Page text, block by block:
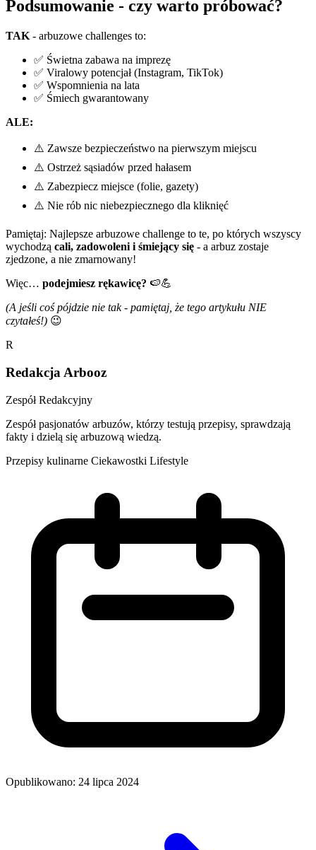
Podsumowanie - czy warto próbować?
TAK - arbuzowe challenges to:
✅ Świetna zabawa na imprezę
✅ Viralowy potencjał (Instagram, TikTok)
✅ Wspomnienia na lata
✅ Śmiech gwarantowany
ALE:
⚠️ Zawsze bezpieczeństwo na pierwszym miejscu
⚠️ Ostrzeż sąsiadów przed hałasem
⚠️ Zabezpiecz miejsce (folie, gazety)
⚠️ Nie rób nic niebezpiecznego dla kliknięć
Pamiętaj: Najlepsze arbuzowe challenge to te, po których wszyscy
wychodzą cali, zadowoleni i śmiejący się - a arbuz zostaje
zjedzone, a nie zmarnowany!
Więc… podejmiesz rękawicę? 🍉💪
(A jeśli coś pójdzie nie tak - pamiętaj, że tego artykułu NIE
czytałeś!) 😉
R
Redakcja Arbooz
Zespół Redakcyjny
Zespół pasjonatów arbuzów, którzy testują przepisy, sprawdzają
fakty i dzielą się arbuzową wiedzą.
Przepisy kulinarne Ciekawostki Lifestyle
Opublikowano: 24 lipca 2024